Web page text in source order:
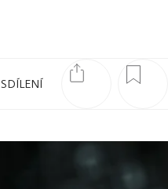
SDÍLENÍ